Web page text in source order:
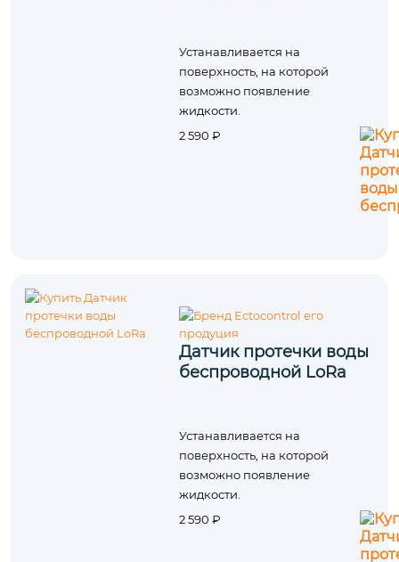
Устанавливается на
поверхность, на которой
возможно появление
жидкости.
2 590 ₽
Датчик протечки воды
беспроводной LoRa
Устанавливается на
поверхность, на которой
возможно появление
жидкости.
2 590 ₽